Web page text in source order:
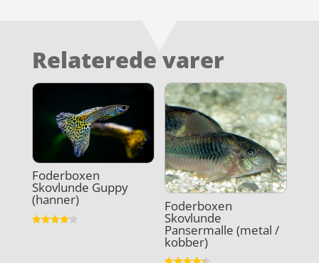
Relaterede varer
Foderboxen
Skovlunde Guppy
(hanner) Foderboxen
Skovlunde
Pansermalle (metal /
kobber)